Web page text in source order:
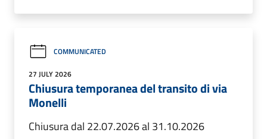
COMMUNICATED
27 JULY 2026
Chiusura temporanea del transito di via
Monelli
Chiusura dal 22.07.2026 al 31.10.2026